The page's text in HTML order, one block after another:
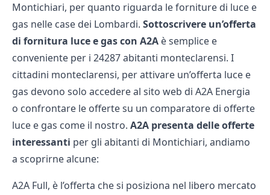
Montichiari, per quanto riguarda le forniture di luce e
gas nelle case dei Lombardi. Sottoscrivere un’offerta
di fornitura luce e gas con A2A è semplice e
conveniente per i 24287 abitanti monteclarensi. I
cittadini monteclarensi, per attivare un’offerta luce e
gas devono solo accedere al sito web di A2A Energia
o confrontare le offerte su un comparatore di offerte
luce e gas come il nostro. A2A presenta delle offerte
interessanti per gli abitanti di Montichiari, andiamo
a scoprirne alcune:
A2A Full, è l’offerta che si posiziona nel libero mercato